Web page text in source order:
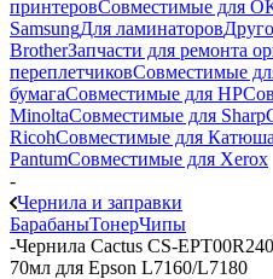
принтеровСовместимые для
SamsungДля ламинаторов
BrotherЗапчасти для ремонта
переплетчиковСовместимые
бумагаСовместимые для HP
MinoltaСовместимые для Sharp
RicohСовместимые для Катюша
PantumСовместимые для Xerox
-
Чернила и заправки
БарабаныТонерЧипы
-Чернила Cactus CS-
70мл для Epson L7160/L7180